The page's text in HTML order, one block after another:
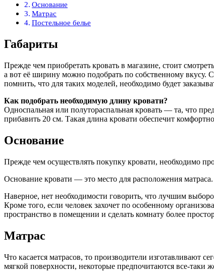
Основание
Матрас
Постельное белье
Габариты
Прежде чем приобретать кровать в магазине, стоит
а вот её ширину можно подобрать по собственному
помнить, что для таких моделей, необходимо будет
Как подобрать необходимую длину кровати?
Односпальная или полутораспальная кровать — та, что
прибавить 20 см. Такая длина кровати обеспечит
Основание
Прежде чем осуществлять покупку кровати, необходимо
Основание кровати — это место для расположения
Наверное, нет необходимости говорить, что лучшим
Кроме того, если человек захочет по особенному
пространство в помещении и сделать комнату более
Матрас
Что касается матрасов, то производители изготавливают
мягкой поверхности, некоторые предпочитаются все-